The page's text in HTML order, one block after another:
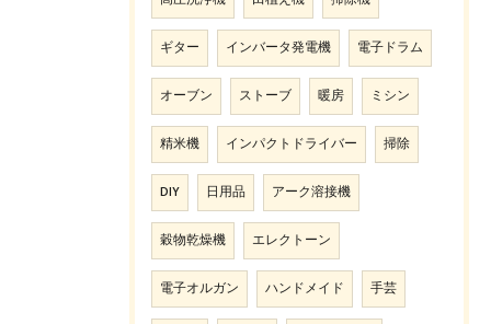
ギター インバータ発電機 電子ドラム
オーブン ストーブ 暖房 ミシン
精米機 インパクトドライバー 掃除
DIY 日用品 アーク溶接機
穀物乾燥機 エレクトーン
電子オルガン ハンドメイド 手芸